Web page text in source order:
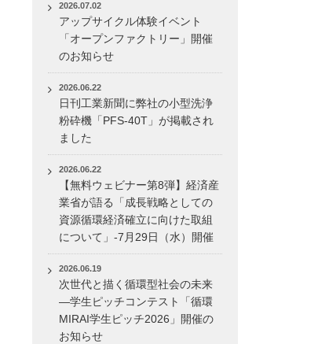
2026.07.02
アップサイクル体験イベント
「オープンファクトリー」開催
のお知らせ
2026.06.22
日刊工業新聞に弊社の小型洗浄
粉砕機「PFS-40T」が掲載され
ました
2026.06.22
【無料ウェビナー第8弾】経済産
業省が語る「成長戦略としての
資源循環経済確立に向けた取組
について」-7月29日（水）開催
2026.06.19
次世代と描く循環型社会の未来
―学生ピッチコンテスト「循環
MIRAI学生ピッチ2026」開催の
お知らせ